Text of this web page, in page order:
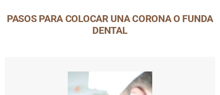
PASOS PARA COLOCAR UNA CORONA O FUNDA
DENTAL